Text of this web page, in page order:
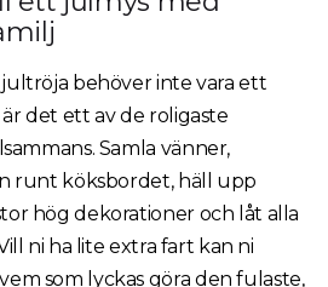
behöver inte vara ett
det ett av de roligaste
Samla vänner,
runt köksbordet, häll upp
hög dekorationer och låt alla
ni ha lite extra fart kan ni
som lyckas göra den fulaste,